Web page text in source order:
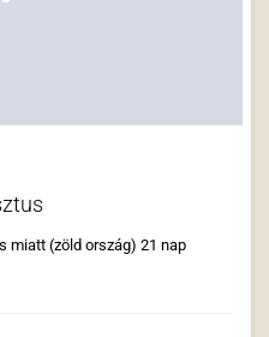
miatt (zöld ország) 21 nap